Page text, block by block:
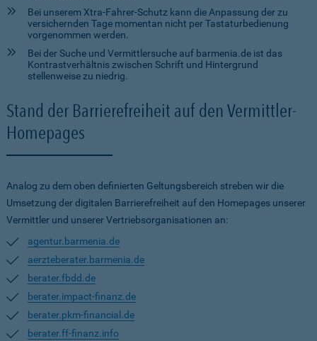
Bei unserem Xtra-Fahrer-Schutz kann die Anpassung der zu
versichernden Tage momentan nicht per Tastaturbedienung
vorgenommen werden.
Bei der Suche und Vermittlersuche auf barmenia.de ist das
Kontrastverhältnis zwischen Schrift und Hintergrund
stellenweise zu niedrig.
Stand der Barrierefreiheit auf den Vermittler-
Homepages
Analog zu dem oben definierten Geltungsbereich streben wir die
Umsetzung der digitalen Barrierefreiheit auf den Homepages unserer
Vermittler und unserer Vertriebsorganisationen an:
agentur.barmenia.de
aerzteberater.barmenia.de
berater.fbdd.de
berater.impact-finanz.de
berater.pkm-financial.de
berater.ff-finanz.info